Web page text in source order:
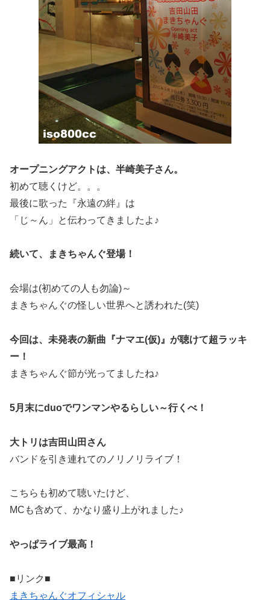
オープニングアクトは、半崎美子さん。
初めて聴くけど。。。
最後に歌った『永遠の絆』は
「じ～ん」と伝わってきましたよ♪
続いて、まきちゃんぐ登場！
会場は(初めての人も勿論)～
まきちゃんぐの怪しい世界へと誘われた(笑)
今回は、未発表の新曲『ナマエ(仮)』が聴けて超ラッキ
ー！
まきちゃんぐ節が光ってましたね♪
5月末にduoでワンマンやるらしい～行くべ！
大トリは吉田山田さん
バンドを引き連れてのノリノリライブ！
こちらも初めて聴いたけど、
MCも含めて、かなり盛り上がれました♪
やっぱライブ最高！
■リンク■
まきちゃんぐオフィシャル